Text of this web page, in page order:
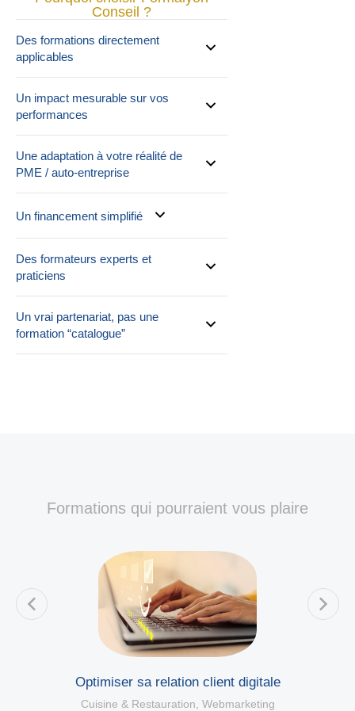
Conseil ?
Des formations directement
applicables
Un impact mesurable sur vos
performances
Une adaptation à votre réalité de
PME / auto-entreprise
Un financement simplifié
Des formateurs experts et
praticiens
Un vrai partenariat, pas une
formation “catalogue”
Formations qui pourraient vous plaire
Optimiser sa relation client digitale
Cuisine & Restauration Webmarketing